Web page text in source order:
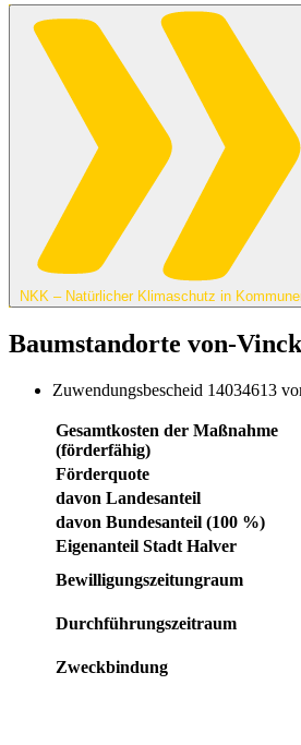
NKK – Natürlicher Klimaschutz in
Baumstandorte von-
Zuwendungsbescheid 14034613
Gesamtkosten der Maßnahme
(förderfähig)
Förderquote
davon Landesanteil
davon Bundesanteil (100 %)
Eigenanteil Stadt Halver
Bewilligungszeitungraum
Durchführungszeitraum
Zweckbindung